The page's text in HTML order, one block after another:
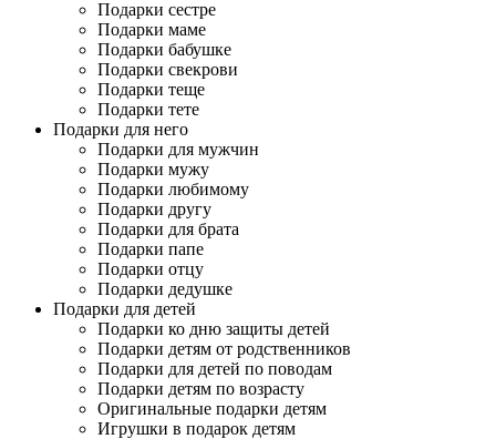
Подарки сестре
Подарки маме
Подарки бабушке
Подарки свекрови
Подарки теще
Подарки тете
Подарки для него
Подарки для мужчин
Подарки мужу
Подарки любимому
Подарки другу
Подарки для брата
Подарки папе
Подарки отцу
Подарки дедушке
Подарки для детей
Подарки ко дню защиты детей
Подарки детям от родственников
Подарки для детей по поводам
Подарки детям по возрасту
Оригинальные подарки детям
Игрушки в подарок детям